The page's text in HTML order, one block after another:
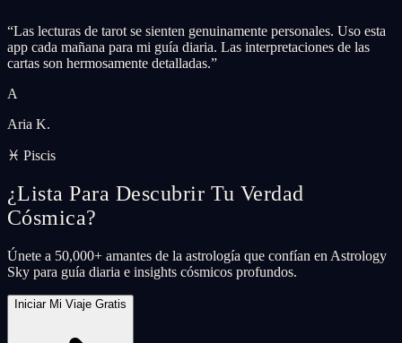
“Las lecturas de tarot se sienten genuinamente personales. Uso esta
app cada mañana para mi guía diaria. Las interpretaciones de las
cartas son hermosamente detalladas.”
A
Aria K.
♓ Piscis
¿Lista Para Descubrir Tu Verdad
Cósmica?
Únete a 50,000+ amantes de la astrología que confían en Astrology
Sky para guía diaria e insights cósmicos profundos.
Iniciar Mi Viaje Gratis